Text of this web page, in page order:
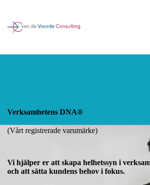
Verksamhetens DNA®
(Vårt registrerade varumärke)
Vi hjälper er att skapa helhetssyn i
och att sätta kundens behov i fokus.